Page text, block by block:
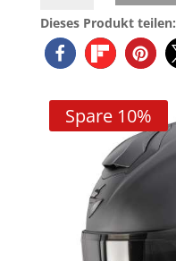
Dieses Produkt teilen:
Spare 10%
i
AIR
SOLID
Menge